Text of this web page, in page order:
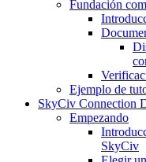
Fundación
Ejemplo de
SkyCiv Connection
Empezando
SkyCiv